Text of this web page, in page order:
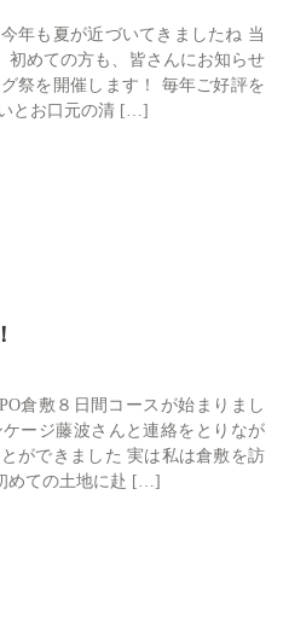
年も夏が近づいてきましたね 当
初めての方も、皆さんにお知らせ
祭を開催します！ 毎年ご好評を
とお口元の清 […]
倉敷８日間コースが始まりまし
ージ藤波さんと連絡をとりなが
ができました 実は私は倉敷を訪
めての土地に赴 […]